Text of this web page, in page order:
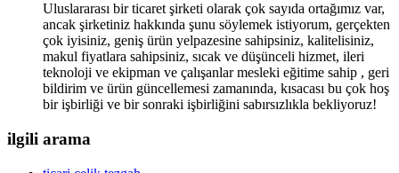
Uluslararası bir ticaret şirketi olarak çok sayıda ortağımız var,
ancak şirketiniz hakkında şunu söylemek istiyorum, gerçekten
çok iyisiniz, geniş ürün yelpazesine sahipsiniz, kalitelisiniz,
makul fiyatlara sahipsiniz, sıcak ve düşünceli hizmet, ileri
teknoloji ve ekipman ve çalışanlar mesleki eğitime sahip , geri
bildirim ve ürün güncellemesi zamanında, kısacası bu çok hoş
bir işbirliği ve bir sonraki işbirliğini sabırsızlıkla bekliyoruz!
ilgili arama